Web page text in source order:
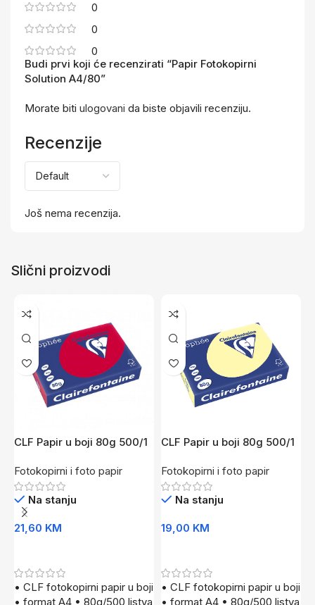
0
0
0
Recenzije
Još nema recenzija.
Budi prvi koji će recenzirati “Papir Fotokopirni
Solution A4/80”
Morate biti ulogovani da biste objavili recenziju.
Slični proizvodi
CLF Papir u boji 80g 500/1
Fotokopirni i foto papir
Na stanju
21,60 KM
• CLF fotokopirni papir u boji
• format A4 • 80g/500 listva
CLF Papir u boji 80g 500/1
Fotokopirni i foto papir
Na stanju
19,00 KM
• CLF fotokopirni papir u boji
• format A4 • 80g/500 listva